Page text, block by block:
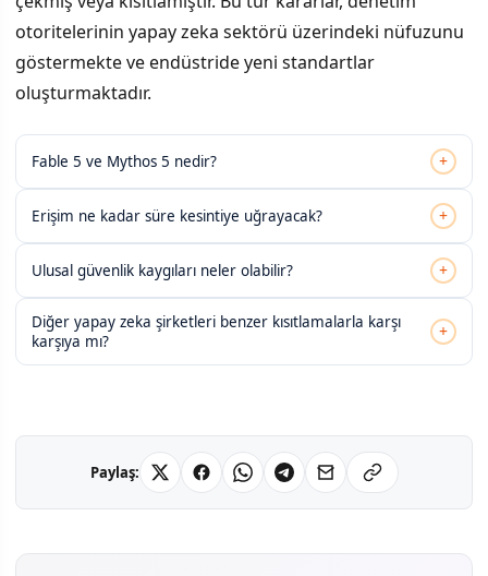
otoritelerinin yapay zeka sektörü üzerindeki nüfuzunu
göstermekte ve endüstride yeni standartlar
oluşturmaktadır.
Fable 5 ve Mythos 5 nedir? +
Erişim ne kadar süre kesintiye uğrayacak? +
Ulusal güvenlik kaygıları neler olabilir? +
Diğer yapay zeka şirketleri benzer kısıtlamalarla karşı
karşıya mı?
+
Paylaş: